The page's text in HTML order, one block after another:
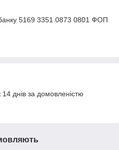
5169 3351 0873 0801 ФОП
днів за домовленістю